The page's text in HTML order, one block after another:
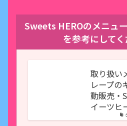
Sweets HEROのメニュ
を参考にしてく
取り扱い
レープの
動販売・
イーツヒ